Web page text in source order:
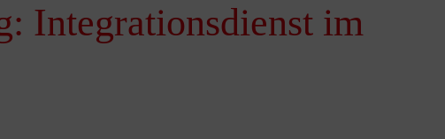
Integrationsdienst im